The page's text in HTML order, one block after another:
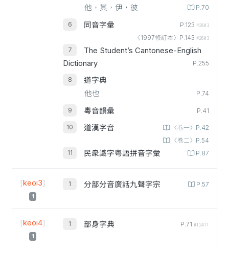
他，其，伊，彼
P.70
同音字彙 P.123 #2803
〈1997修訂本〉P.143 #2803
The Student’s Cantonese-English
Dictionary
P.255
道字典
他也
P.74
粵音韻彙 P.41
道漢字音
〈卷一〉P.42
〈卷二〉P.54
民衆識字粤語拼音字彙 P.87
[keoi3]
1
分部分音廣話九聲字宗 P.57
[keoi4]
1
部身字典 P.71 #12411